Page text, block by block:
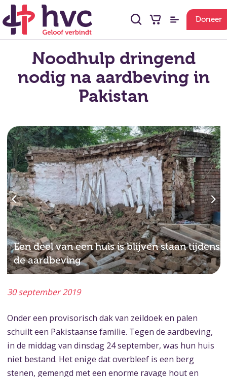
Doneer
Noodhulp dringend
nodig na aardbeving in
Pakistan
Een deel van een huis is blijven staan tijdens
de aardbeving
30 september 2019
Onder een provisorisch dak van zeildoek en palen
schuilt een Pakistaanse familie. Tegen de aardbeving,
in de middag van dinsdag 24 september, was hun huis
niet bestand. Het enige dat overbleef is een berg
stenen, gemengd met een enorme ravage hout en